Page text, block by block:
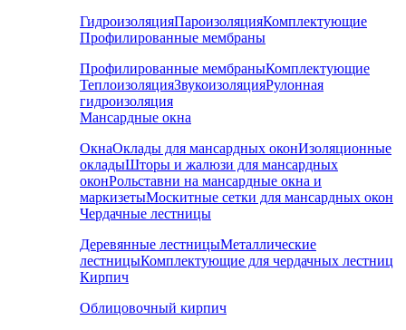
ГидроизоляцияПароизоляцияКомплектующие
Профилированные мембраны
Профилированные мембраныКомплектующие
ТеплоизоляцияЗвукоизоляцияРулонная
гидроизоляция
Мансардные окна
ОкнаОклады для мансардных оконИзоляционные
окладыШторы и жалюзи для мансардных
оконРольставни на мансардные окна и
маркизетыМоскитные сетки для мансардных окон
Чердачные лестницы
Деревянные лестницыМеталлические
лестницыКомплектующие для чердачных лестниц
Кирпич
Облицовочный кирпич